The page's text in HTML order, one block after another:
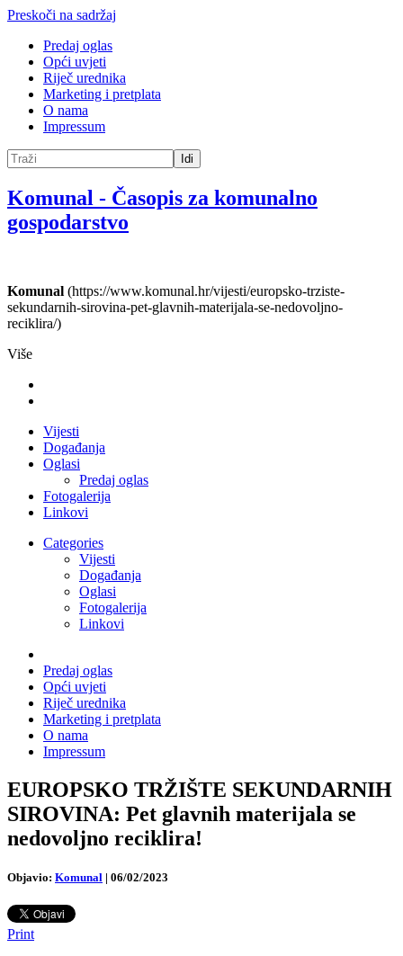
Preskoči na sadržaj
Predaj oglas
Opći uvjeti
Riječ urednika
Marketing i pretplata
O nama
Impressum
Idi
Komunal - Časopis za komunalno
gospodarstvo
Komunal (https://www.komunal.hr/vijesti/europsko-trziste-
sekundarnih-sirovina-pet-glavnih-materijala-se-nedovoljno-
reciklira/)
Više
Vijesti
Događanja
Oglasi
Predaj oglas
Fotogalerija
Linkovi
Categories
Vijesti
Događanja
Oglasi
Fotogalerija
Linkovi
Predaj oglas
Opći uvjeti
Riječ urednika
Marketing i pretplata
O nama
Impressum
EUROPSKO TRŽIŠTE SEKUNDARNIH
SIROVINA: Pet glavnih materijala se
nedovoljno reciklira!
Objavio: Komunal | 06/02/2023
Print